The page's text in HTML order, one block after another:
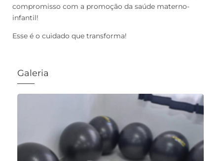
compromisso com a promoção da saúde materno-
infantil!
Esse é o cuidado que transforma!
Galeria